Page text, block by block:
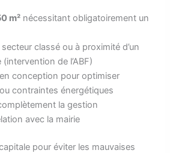
m² nécessitant obligatoirement un
classé ou à proximité d’un
de l’ABF)
conception pour optimiser
contraintes énergétiques
la gestion
avec la mairie
pour éviter les mauvaises